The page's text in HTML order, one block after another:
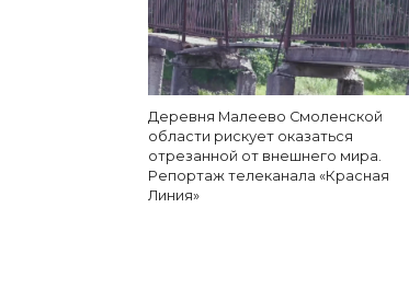
Деревня Малеево Смоленской
области рискует оказаться
отрезанной от внешнего мира.
Репортаж телеканала «Красная
Линия»